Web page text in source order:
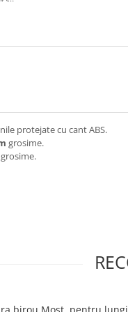
protejate cu cant ABS.
grosime.
grosime.